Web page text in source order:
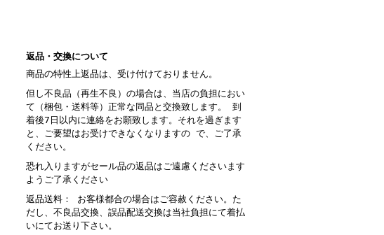
返品・交換について
商品の特性上返品は、受け付けておりません。
但し不良品（再生不良）の場合は、当店の負担におい
て（梱包・送料等）正常な同品と交換致します。 到
着後7日以内に連絡をお願致します。それを過ぎます
と、ご要望はお受けできなくなりますの で、ご了承
ください。
恐れ入りますがセール品の返品はご遠慮くださいます
ようご了承ください
返品送料： お客様都合の場合はご容赦ください。た
だし、不良品交換、誤品配送交換は当社負担にて着払
いにてお送り下さい。